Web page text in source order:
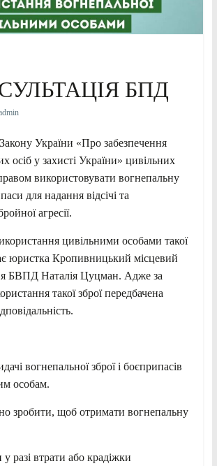
БПД
України «Про забезпечення
осіб у захисті України» цивільних
використовувати вогнепальну
для надання відсічі та
агресії.
цивільними особами такої
юристка Кропивницький місцевий
БВПД Наталія Цуцман. Адже за
такої зброї передбачена
вогнепальної зброї і боєприпасів
особам.
зробити, щоб отримати вогнепальну
разі втрати або крадіжки